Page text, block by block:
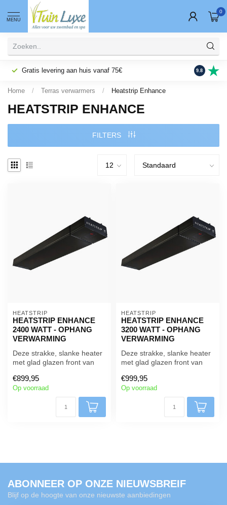
MENU
0
Gratis levering aan huis vanaf 75€ Fysieke
9.8
Home / Terras verwarmers / Heatstrip Enhance
HEATSTRIP ENHANCE
FILTERS
HEATSTRIP
HEATSTRIP ENHANCE
2400 WATT - OPHANG
VERWARMING
Deze strakke, slanke heater
met glad glazen front van
€899,95
Op voorraad
HEATSTRIP
HEATSTRIP ENHANCE
3200 WATT - OPHANG
VERWARMING
Deze strakke, slanke heater
met glad glazen front van
€999,95
Op voorraad
ABONNEER OP ONZE NIEUWSBREIF
Blijf op de hoogte van onze nieuwste aanbiedingen